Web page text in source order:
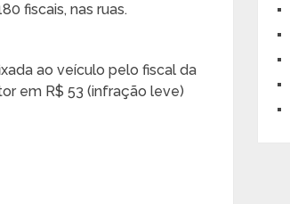
fiscais, nas ruas.
ao veículo pelo fiscal da
em R$ 53 (infração leve)